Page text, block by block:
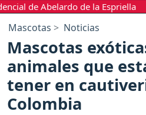
Abelardo de la Espriella
Mascotas Noticias
Mascotas
animales que
tener en
Colombia